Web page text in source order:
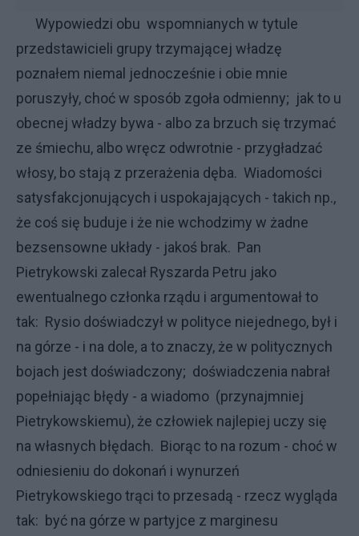
Wypowiedzi obu wspomnianych w tytule
przedstawicieli grupy trzymającej władzę
poznałem niemal jednocześnie i obie mnie
poruszyły, choć w sposób zgoła odmienny; jak to u
obecnej władzy bywa - albo za brzuch się trzymać
ze śmiechu, albo wręcz odwrotnie - przygładzać
włosy, bo stają z przerażenia dęba. Wiadomości
satysfakcjonujących i uspokajających - takich np.,
że coś się buduje i że nie wchodzimy w żadne
bezsensowne układy - jakoś brak. Pan
Pietrykowski zalecał Ryszarda Petru jako
ewentualnego członka rządu i argumentował to
tak: Rysio doświadczył w polityce niejednego, był i
na górze - i na dole, a to znaczy, że w politycznych
bojach jest doświadczony; doświadczenia nabrał
popełniając błędy - a wiadomo (przynajmniej
Pietrykowskiemu), że człowiek najlepiej uczy się
na własnych błędach. Biorąc to na rozum - choć w
odniesieniu do dokonań i wynurzeń
Pietrykowskiego trąci to przesadą - rzecz wygląda
tak: być na górze w partyjce z marginesu